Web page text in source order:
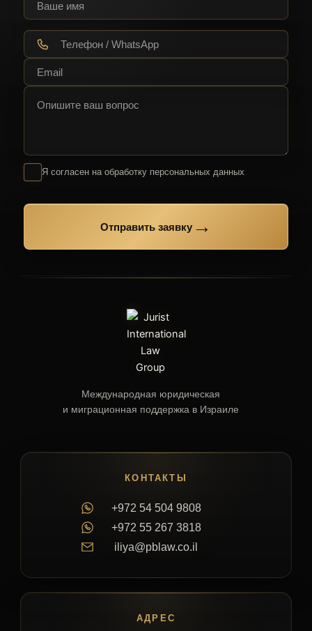
Я согласен на обработку персональных данных
Отправить заявку →
Международная юридическая
и миграционная поддержка в Израиле
КОНТАКТЫ
+972 54 504 9808
+972 55 267 3818
iliya@pblaw.co.il
АДРЕС